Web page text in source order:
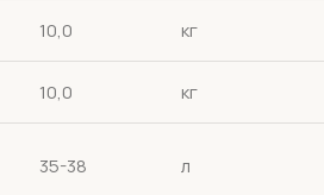
10,0 кг
10,0 кг
35-38 л